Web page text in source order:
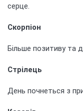
серце.
Скорпіон
Більше позитиву та
Стрілець
День почнеться з